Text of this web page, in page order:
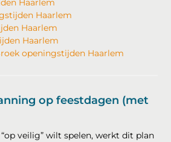
Haarlem
Haarlem
Haarlem
Haarlem
openingstijden Haarlem
op feestdagen (met
veilig” wilt spelen, werkt dit plan